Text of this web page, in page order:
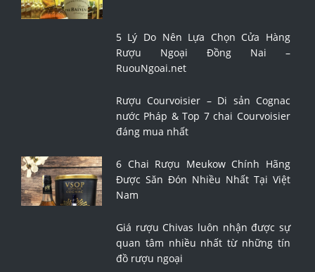
5 Lý Do Nên Lựa Chọn Cửa Hàng
Rượu Ngoại Đồng Nai –
RuouNgoai.net
Rượu Courvoisier – Di sản Cognac
nước Pháp & Top 7 chai Courvoisier
đáng mua nhất
6 Chai Rượu Meukow Chính Hãng
Được Săn Đón Nhiều Nhất Tại Việt
Nam
Giá rượu Chivas luôn nhận được sự
quan tâm nhiều nhất từ những tín
đồ rượu ngoại